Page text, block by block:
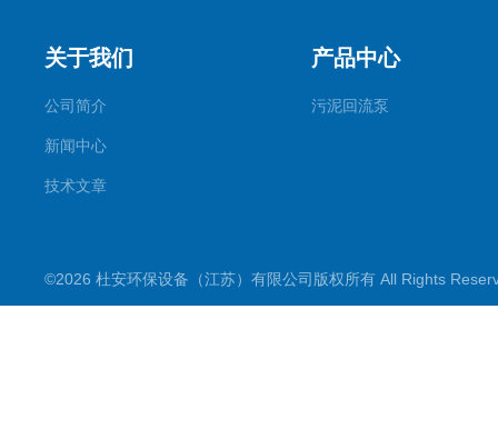
关于我们
公司简介
新闻中心
技术文章
产品中心
污泥回流泵
©2026 杜安环保设备（江苏）有限公司版权所有 All Rights